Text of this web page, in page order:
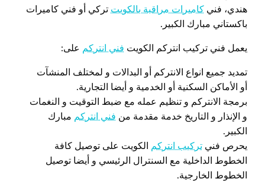
هندي، فني كاميرات مراقبة بالكويت تركي أو فني كاميرات
باكستاني مبارك الكبير.
يعمل فني تركيب انتركم الكويت فني انتركم على:
تمديد جميع انواع الانتركم أو البدالات و لمختلف المنشآت
أو الأماكن السكنية أو الخدمية و أيضا التجارية.
برمجة الانتركم و تنظيم عمله مع ضبط التوقيت و النغمات
و الإنذار و التاريخ خدمة مقدمة من فني انتركم مبارك
الكبير.
يحرص فني تركيب انتركم
الكويت على توصيل كافة
الخطوط الداخلية مع السنترال الرئيسي و أيضا توصيل
الخطوط الخارجية.